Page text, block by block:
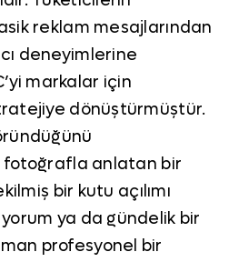
reklam mesajlarından
deneyimlerine
markalar için
dönüştürmüştür.
anlatan bir
bir kutu açılımı
ya da gündelik bir
profesyonel bir